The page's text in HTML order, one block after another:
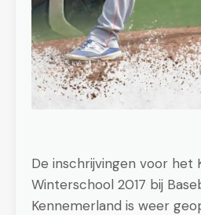
De inschrijvingen voor het
Winterschool 2017 bij
Kennemerland is weer